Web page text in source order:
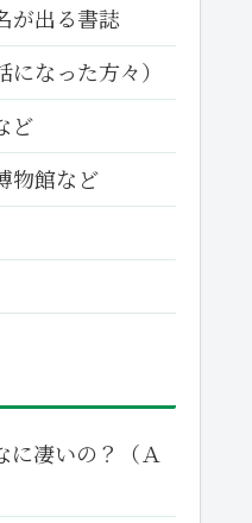
が出る書誌
なった方々）
ど
物館など
に凄いの？（Ａ